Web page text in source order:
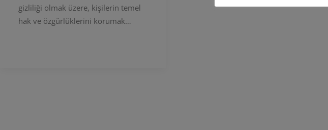
gizliliği olmak üzere, kişilerin temel
hak ve özgürlüklerini korumak…